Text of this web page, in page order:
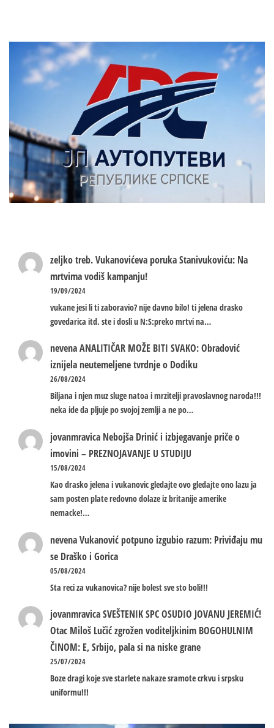
zeljko treb.Vukanovićeva poruka Stanivukoviću: Na
mrtvima vodiš kampanju!
19/09/2024
vukane jesi li ti zaboravio? nije davno bilo! ti jelena drasko
govedarica itd. ste i dosli u N:S:preko mrtvi na…
nevenaANALITIČAR MOŽE BITI SVAKO: Obradović
iznijela neutemeljene tvrdnje o Dodiku
26/08/2024
Biljana i njen muz sluge natoa i mrzitelji pravoslavnog naroda!!!
neka ide da pljuje po svojoj zemlji a ne po…
jovanmravica Nebojša Drinić i izbjegavanje priče o
imovini – PREZNOJAVANJE U STUDIJU
15/08/2024
Kao drasko jelena i vukanovic gledajte ovo gledajte ono lazu ja
sam posten plate redovno dolaze iz britanije amerike
nemacke!…
nevenaVukanović potpuno izgubio razum: Priviđaju mu
se Draško i Gorica
05/08/2024
Sta reci za vukanovica? nije bolest sve sto boli!!!
jovanmravicaSVEŠTENIK SPC OSUDIO JOVANU JEREMIĆ!
Otac Miloš Lučić zgrožen voditeljkinim BOGOHULNIM
ČINOM: E, Srbijo, pala si na niske grane
25/07/2024
Boze dragi koje sve starlete nakaze sramote crkvu i srpsku
uniformu!!!